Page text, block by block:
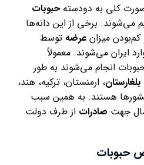
کلی به دودسته حبوبات
می‌شوند. برخی از این دانه‌ها
کم‌بودن میزان عرضه توسط
ایران می‌شوند. معمولاً
انجام می‌شوند به طور
بلغارستان، ارمنستان، ترکیه، هند،
هستند. به همین سبب
جهت صادرات از طرف دولت
حبوبات